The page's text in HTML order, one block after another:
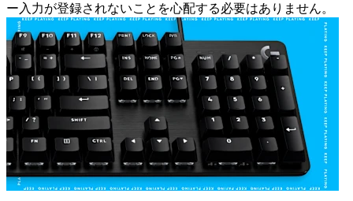
ー入力が登録されないことを心配する必要はありません。